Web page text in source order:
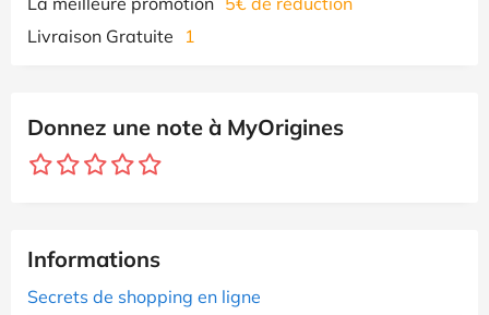
Livraison Gratuite
1
Donnez une note à MyOrigines
Informations
Secrets de shopping en ligne